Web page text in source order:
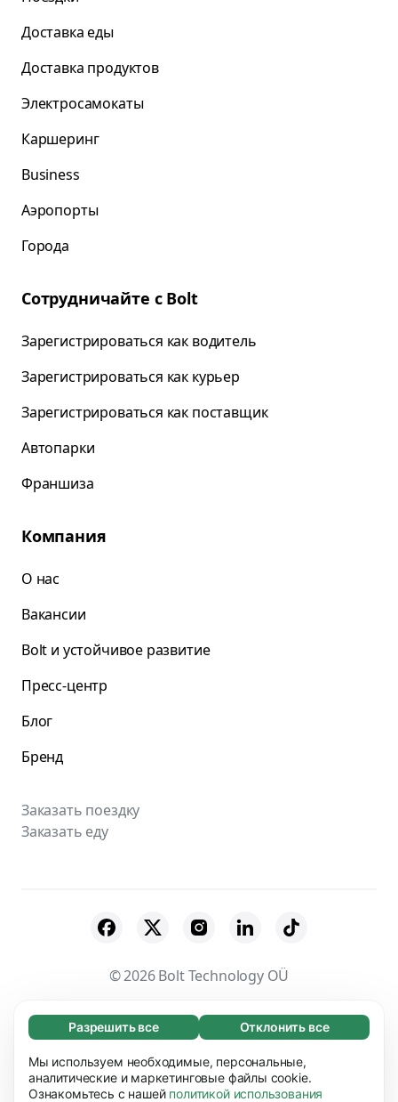
Обязательные (65)
Эти файлы необходимы для того, чтобы вы
могли перемещаться по сайту и использовать
его основные функции, например, переход
Узнать больше
Разрешить все Отклонить все
Мы используем необходимые, персональные,
аналитические и маркетинговые файлы cookie.
Ознакомьтесь с нашей политикой использования
Доставка еды
Доставка продуктов
Электросамокаты
Каршеринг
Business
Аэропорты
Города
Сотрудничайте с Bolt
Зарегистрироваться как водитель
Зарегистрироваться как курьер
Зарегистрироваться как поставщик
Автопарки
Франшиза
Компания
О нас
Вакансии
Bolt и устойчивое развитие
Пресс-центр
Блог
Бренд
Заказать поездку
Заказать еду
© 2026 Bolt Technology OÜ
Поставщики
Пользовательское соглашение
Конфиденциальность
Файлы cookies
Безопасность